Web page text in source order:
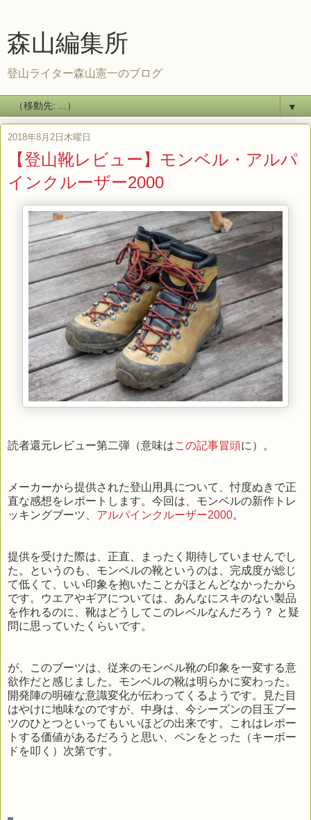
森山編集所
登山ライター森山憲一のブログ
▼
2018年8月2日木曜日
【登山靴レビュー】モンベル・アルパ
インクルーザー2000
読者還元レビュー第二弾（意味はこの記事冒頭に）。
メーカーから提供された登山用具について、忖度ぬきで正
直な感想をレポートします。今回は、モンベルの新作トレ
ッキングブーツ、 アルパインクルーザー2000。
提供を受けた際は、正直、まったく期待していませんでし
た。というのも、モンベルの靴というのは、完成度が総じ
て低くて、いい印象を抱いたことがほとんどなかったから
です。ウエアやギアについては、あんなにスキのない製品
を作れるのに、靴はどうしてこのレベルなんだろう？ と疑
問に思っていたくらいです。
が、このブーツは、従来のモンベル靴の印象を一変する意
欲作だと感じました。モンベルの靴は明らかに変わった。
開発陣の明確な意識変化が伝わってくるようです。見た目
はやけに地味なのですが、中身は、今シーズンの目玉ブー
ツのひとつといってもいいほどの出来です。これはレポー
トする価値があるだろうと思い、ペンをとった（キーボー
ドを叩く）次第です。